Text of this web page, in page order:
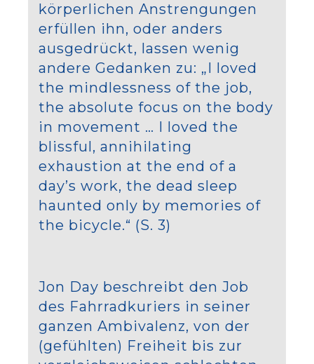
körperlichen Anstrengungen
erfüllen ihn, oder anders
ausgedrückt, lassen wenig
andere Gedanken zu: „I loved
the mindlessness of the job,
the absolute focus on the body
in movement … I loved the
blissful, annihilating
exhaustion at the end of a
day’s work, the dead sleep
haunted only by memories of
the bicycle.“ (S. 3)
Jon Day beschreibt den Job
des Fahrradkuriers in seiner
ganzen Ambivalenz, von der
(gefühlten) Freiheit bis zur